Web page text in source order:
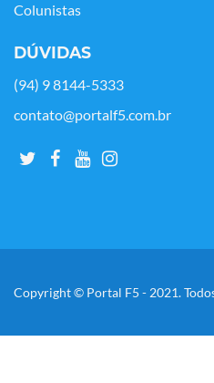
Colunistas
DÚVIDAS
(94) 9 8144-5333
contato@portalf5.com.br
Copyright © Portal F5 - 2021.